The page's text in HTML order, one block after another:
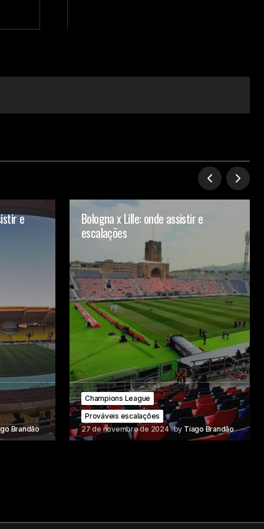
e
Brandão
Bologna x Lille: onde assistir e
escalações
Champions League
Prováveis escalações
27 de novembro de 2024 by Tiago Brandão